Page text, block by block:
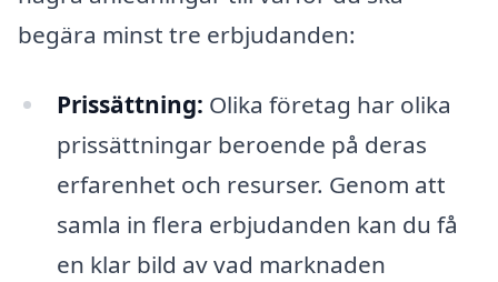
begära minst tre erbjudanden:
Prissättning: Olika företag har olika
prissättningar beroende på deras
erfarenhet och resurser. Genom att
samla in flera erbjudanden kan du få
en klar bild av vad marknaden